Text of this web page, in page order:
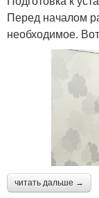
Перед началом
необходимое.
читать дальше →